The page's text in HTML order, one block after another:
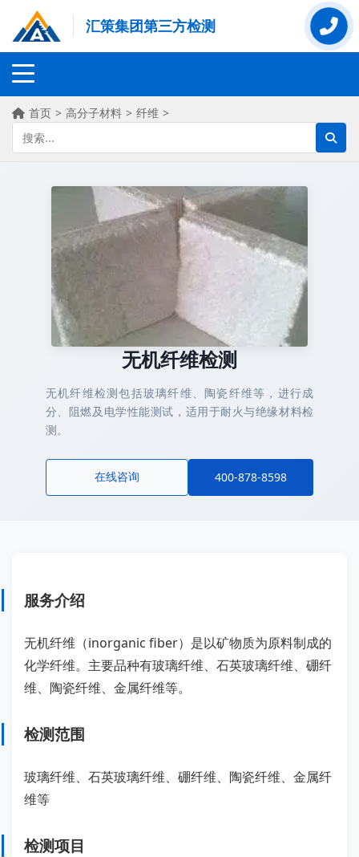
汇策集团第三方检测
首页 > 高分子材料 > 纤维 >
无机纤维检测
无机纤维检测包括玻璃纤维、陶瓷纤维等，进行成
分、阻燃及电学性能测试，适用于耐火与绝缘材料检
测。
在线咨询 400-878-8598
服务介绍
无机纤维（inorganic fiber）是以矿物质为原料制成的
化学纤维。主要品种有玻璃纤维、石英玻璃纤维、硼纤
维、陶瓷纤维、金属纤维等。
检测范围
玻璃纤维、石英玻璃纤维、硼纤维、陶瓷纤维、金属纤
维等
检测项目